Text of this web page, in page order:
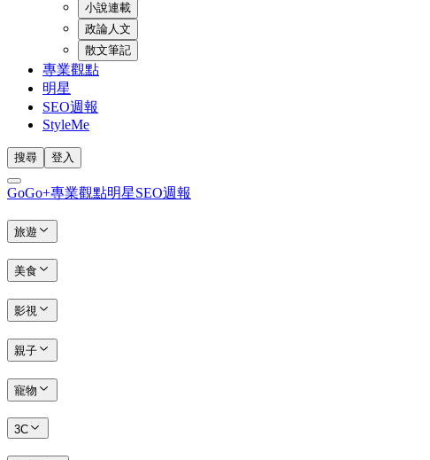
小說連載
政論人文
散文筆記
專業觀點
明星
SEO週報
StyleMe
搜尋 登入
GoGo+專業觀點明星SEO週報
旅遊
美食
影視
親子
寵物
3C